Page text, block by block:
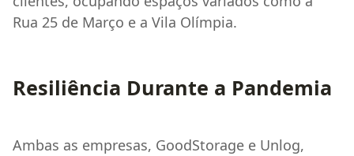
Rua 25 de Março e a Vila Olímpia.
Resiliência Durante a Pandemia
Ambas as empresas, GoodStorage e Unlog,